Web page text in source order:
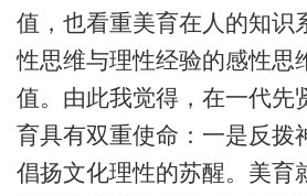
值，也看重美育在人的知识
性思维与理性经验的感性思
值。由此我觉得，在一代先
育具有双重使命：一是反拨
倡扬文化理性的苏醒。美育